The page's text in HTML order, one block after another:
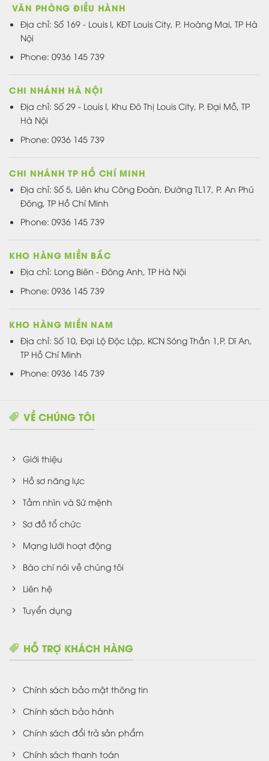
VĂN PHÒNG ĐIỀU HÀNH
Địa chỉ: Số 169 - Louis I, KĐT Louis City, P. Hoàng Mai, TP Hà
Nội
Phone: 0936 145 739
CHI NHÁNH HÀ NỘI
Địa chỉ: Số 29 - Louis I, Khu Đô Thị Louis City, P. Đại Mỗ, TP
Hà Nội
Phone: 0936 145 739
CHI NHÁNH TP HỒ CHÍ MINH
Địa chỉ: Số 5, Liên khu Công Đoàn, Đường TL17, P. An Phú
Đông, TP Hồ Chí Minh
Phone: 0936 145 739
KHO HÀNG MIỀN BẮC
Địa chỉ: Long Biên - Đông Anh, TP Hà Nội
Phone: 0936 145 739
KHO HÀNG MIỀN NAM
Địa chỉ: Số 10, Đại Lộ Độc Lập, KCN Sóng Thần 1,P. Dĩ An,
TP Hồ Chí Minh
Phone: 0936 145 739
VỀ CHÚNG TÔI
Giới thiệu
Hồ sơ năng lực
Tầm nhìn và Sứ mệnh
Sơ đồ tổ chức
Mạng lưới hoạt động
Báo chí nói về chúng tôi
Liên hệ
Tuyển dụng
HỖ TRỢ KHÁCH HÀNG
Chính sách bảo mật thông tin
Chính sách bảo hành
Chính sách đổi trả sản phẩm
Chính sách thanh toán